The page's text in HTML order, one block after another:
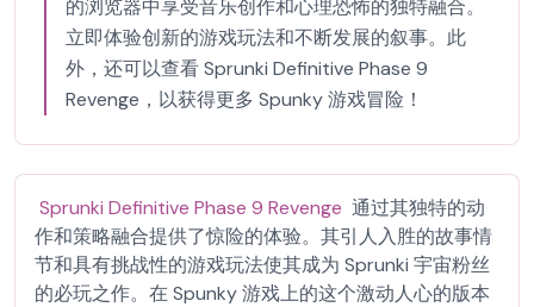
的浏览器中享受音乐创作和心理恐怖的独特融合。
立即体验创新的游戏玩法和不断发展的叙事。此
外，还可以查看 Sprunki Definitive Phase 9
Revenge，以获得更多 Spunky 游戏冒险！
Sprunki Definitive Phase 9 Revenge 通过其独特的动
作和策略融合提供了惊险的体验。其引人入胜的故事情
节和具有挑战性的游戏玩法使其成为 Sprunki 宇宙粉丝
的必玩之作。在 Spunky 游戏上的这个激动人心的版本